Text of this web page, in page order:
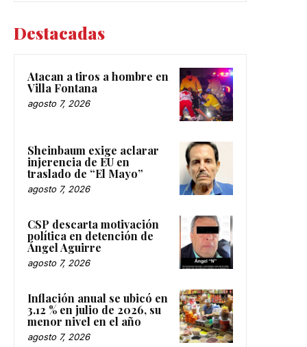
Destacadas
Atacan a tiros a hombre en
Villa Fontana
agosto 7, 2026
Sheinbaum exige aclarar
injerencia de EU en
traslado de “El Mayo”
agosto 7, 2026
CSP descarta motivación
política en detención de
Ángel Aguirre
agosto 7, 2026
Inflación anual se ubicó en
3.12 % en julio de 2026, su
menor nivel en el año
agosto 7, 2026